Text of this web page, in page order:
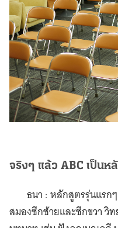
จริงๆ แล้ว ABC เป็น
ธนา : หลักสูตรรุ่นแรก
สมองซีกซ้ายและซีกขวา วิ